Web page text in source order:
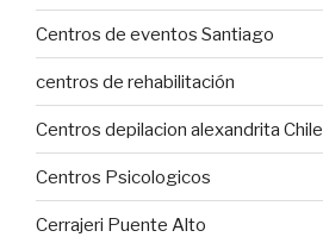
Centros de eventos Santiago
centros de rehabilitación
Centros depilacion alexandrita Chile
Centros Psicologicos
Cerrajeri Puente Alto